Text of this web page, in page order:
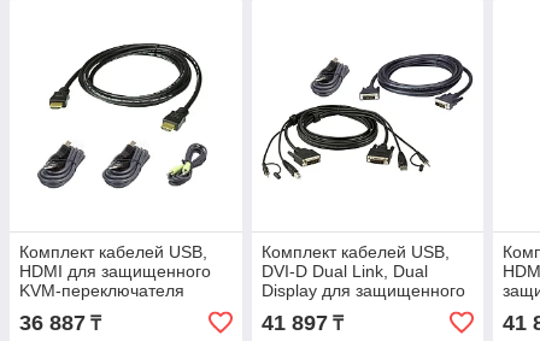
Комплект кабелей USB,
HDMI для защищенного
KVM-переключателя
(1.8м) 2L-7D02UHX4 ATEN
36 887 ₸
Комплект кабелей USB,
DVI-D Dual Link, Dual
Display для защищенного
KVM-переключателя
(1.8м) 2L-7D02UDX3 ATEN
41 897₸ 41